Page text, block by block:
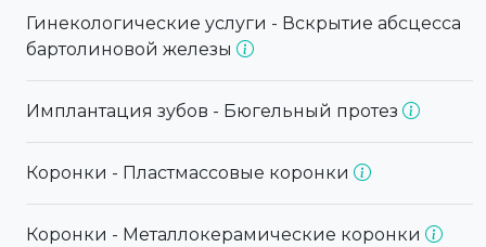
Гинекологические услуги - Вскрытие абсцесса
бартолиновой железы
Имплантация зубов - Бюгельный протез
Коронки - Пластмассовые коронки
Коронки - Металлокерамические коронки